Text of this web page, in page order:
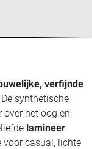
verfijnde
synthetische
over het oog en
lamineer
voor casual, lichte